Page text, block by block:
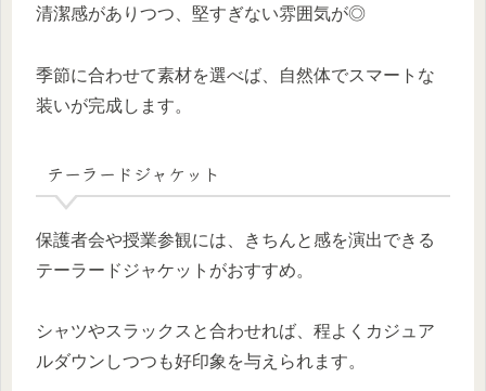
清潔感がありつつ、堅すぎない雰囲気が◎
季節に合わせて素材を選べば、自然体でスマートな
装いが完成します。
テーラードジャケット
保護者会や授業参観には、きちんと感を演出できる
テーラードジャケットがおすすめ。
シャツやスラックスと合わせれば、程よくカジュア
ルダウンしつつも好印象を与えられます。